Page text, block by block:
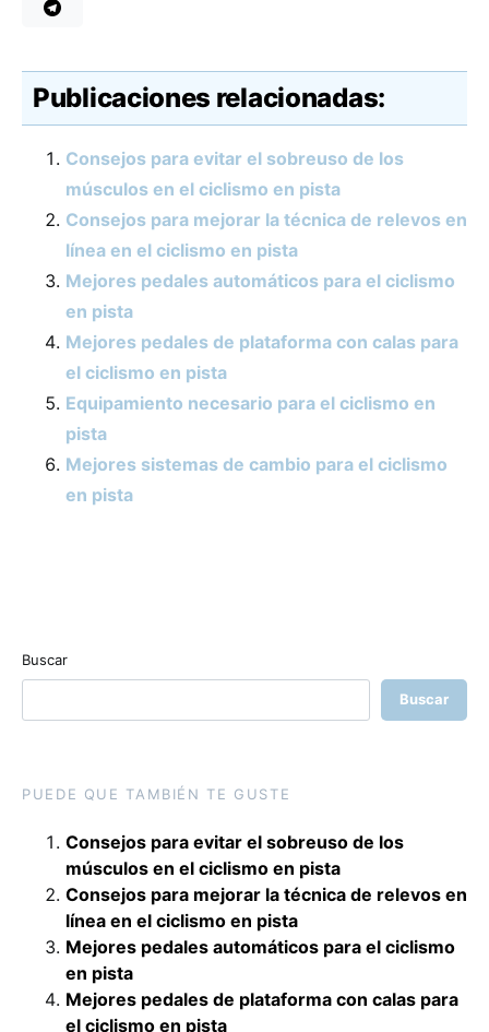
Publicaciones relacionadas:
Consejos para evitar el sobreuso de los
músculos en el ciclismo en pista
Consejos para mejorar la técnica de relevos en
línea en el ciclismo en pista
Mejores pedales automáticos para el ciclismo
en pista
Mejores pedales de plataforma con calas para
el ciclismo en pista
Equipamiento necesario para el ciclismo en
pista
Mejores sistemas de cambio para el ciclismo
en pista
Buscar
Buscar
PUEDE QUE TAMBIÉN TE GUSTE
Consejos para evitar el sobreuso de los
músculos en el ciclismo en pista
Consejos para mejorar la técnica de relevos en
línea en el ciclismo en pista
Mejores pedales automáticos para el ciclismo
en pista
Mejores pedales de plataforma con calas para
el ciclismo en pista